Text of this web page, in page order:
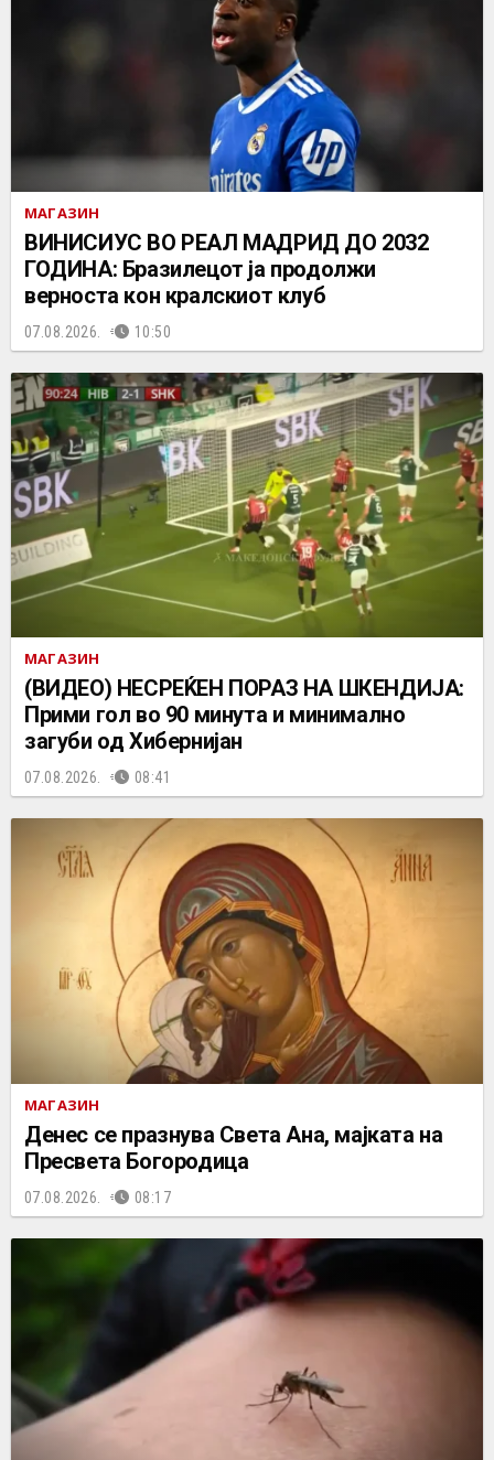
МАГАЗИН
ВИНИСИУС ВО РЕАЛ МАДРИД ДО 2032
ГОДИНА: Бразилецот ја продолжи
верноста кон кралскиот клуб
07.08.2026. 10:50
МАГАЗИН
(ВИДЕО) НЕСРЕЌЕН ПОРАЗ НА ШКЕНДИЈА:
Прими гол во 90 минута и минимално
загуби од Хибернијан
07.08.2026. 08:41
МАГАЗИН
Денес се празнува Света Ана, мајката на
Пресвета Богородица
07.08.2026. 08:17